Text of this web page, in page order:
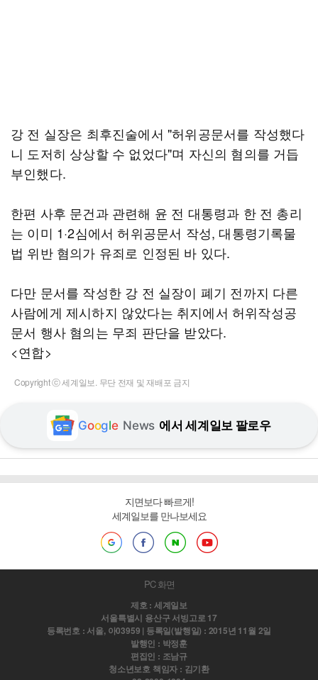
강 전 실장은 최후진술에서 "허위공문서를 작성했다
니 도저히 상상할 수 없었다"며 자신의 혐의를 거듭
부인했다.
한편 사후 문건과 관련해 윤 전 대통령과 한 전 총리
는 이미 1·2심에서 허위공문서 작성, 대통령기록물
법 위반 혐의가 유죄로 인정된 바 있다.
다만 문서를 작성한 강 전 실장이 폐기 전까지 다른
사람에게 제시하지 않았다는 취지에서 허위작성공
문서 행사 혐의는 무죄 판단을 받았다.
<연합>
Copyright ⓒ 세계일보. 무단 전재 및 재배포 금지
Google News 에서 세계일보 팔로우
지면보다 빠르게!
세계일보를 만나보세요
PC 화면
제호 : 세계일보
서울특별시 용산구 서빙고로 17
등록번호 : 서울, 아03959 | 등록일(발행일) : 2015년 11월 2일
발행인 : 박정훈
편집인 : 조남규
청소년보호 책임자 : 김기환